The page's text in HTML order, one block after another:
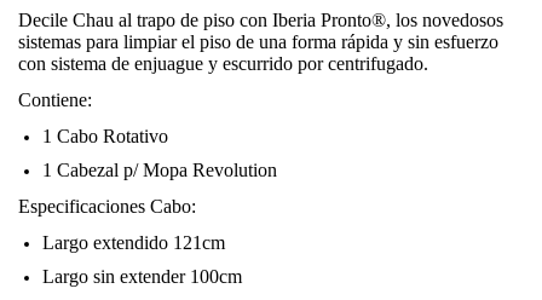
Decile Chau al trapo de piso con Iberia Pronto®, los novedosos
sistemas para limpiar el piso de una forma rápida y sin esfuerzo
con sistema de enjuague y escurrido por centrifugado.
Contiene:
1 Cabo Rotativo
1 Cabezal p/ Mopa Revolution
Especificaciones Cabo:
Largo extendido 121cm
Largo sin extender 100cm